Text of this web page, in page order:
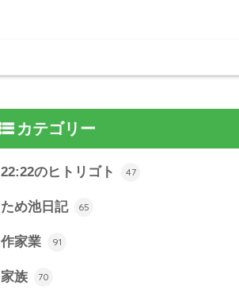
カテゴリー
22:22のヒトリゴト 47
ため池日記 65
作家業 91
家族 70